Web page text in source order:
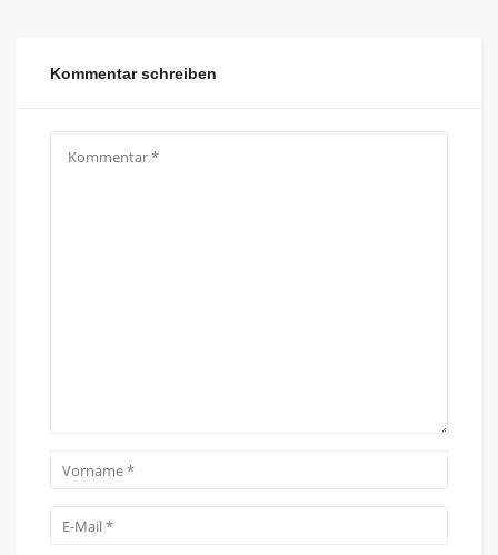
Kommentar schreiben